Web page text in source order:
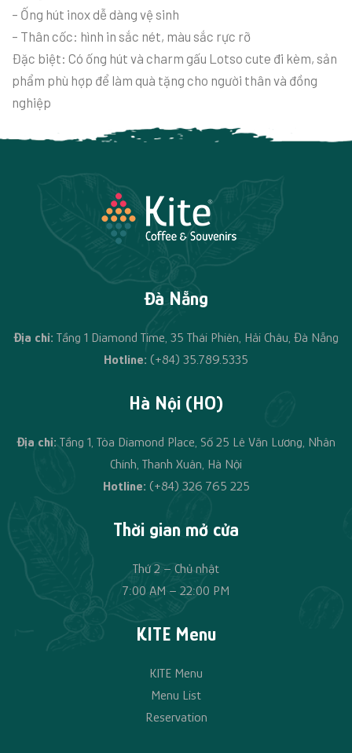
– Ống hút inox dễ dàng vệ sinh
– Thân cốc: hình in sắc nét, màu sắc rực rỡ
Đặc biệt: Có ống hút và charm gấu Lotso cute đi kèm, sản
phẩm phù hợp để làm quà tặng cho người thân và đồng
nghiệp
Đà Nẵng
Địa chỉ: Tầng 1 Diamond Time, 35 Thái Phiên, Hải Châu, Đà Nẵng
Hotline: (+84) 35.789.5335
Hà Nội (HO)
Địa chỉ:Tầng 1, Tòa Diamond Place, Số 25 Lê Văn Lương, Nhân
Chính, Thanh Xuân, Hà Nội
Hotline: (+84) 326 765 225
Thời gian mở cửa
Thứ 2 – Chủ nhật
7:00 AM – 22:00 PM
KITE Menu
KITE Menu
Menu List
Reservation